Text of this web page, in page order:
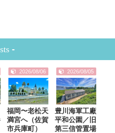
-
2026/08/06
福岡〜老松天
満宮へ（佐賀
市兵庫町）
2026/08/05
豊川海軍工廠
平和公園／旧
第三信管置場